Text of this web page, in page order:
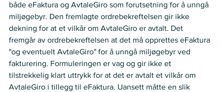
både eFaktura og AvtaleGiro som forutsetning for å unngå
miljøgebyr. Den fremlagte ordrebekreftelsen gir ikke
dekning for at et vilkår om AvtaleGiro er avtalt. Det
fremgår av ordrebekreftelsen at det må opprettes eFaktura
"og eventuelt AvtaleGiro" for å unngå miljøgebyr ved
fakturering. Formuleringen er vag og gir ikke et
tilstrekkelig klart uttrykk for at det er avtalt et vilkår om
AvtaleGiro i tillegg til eFaktura. Uansett måtte en slik